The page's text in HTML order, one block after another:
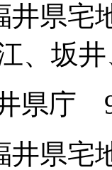
地
、坂
県宅